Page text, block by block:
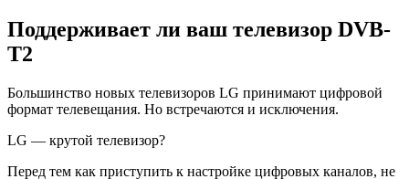
Поддерживает ли ваш телевизор DVB-
T2
Большинство новых телевизоров LG принимают цифровой
формат телевещания. Но встречаются и исключения.
LG — крутой телевизор?
Перед тем как приступить к настройке цифровых каналов, не